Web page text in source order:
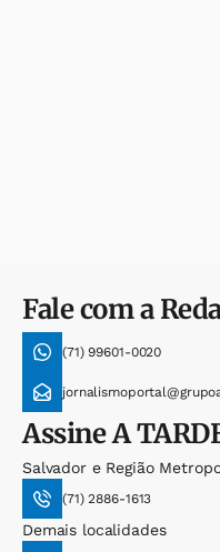
Fale com a
(71) 99601-0020
AssineA
Salvador e Região
(71) 2886-1613
Demais localidades